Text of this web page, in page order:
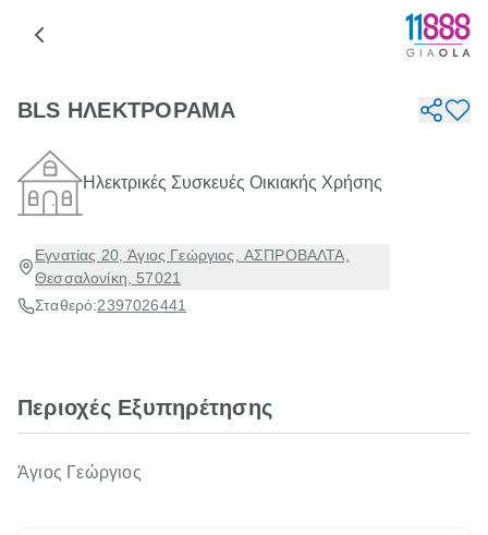
BLS ΗΛΕΚΤΡΟΡΑΜΑ
Ηλεκτρικές Συσκευές Οικιακής Χρήσης
Εγνατίας 20, Άγιος Γεώργιος, ΑΣΠΡΟΒΑΛΤΑ,
Θεσσαλονίκη, 57021
Σταθερό:2397026441
Περιοχές Εξυπηρέτησης
Άγιος Γεώργιος